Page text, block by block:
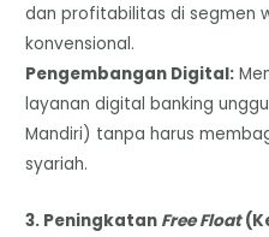
dan profitabilitas di segmen
konvensional.
​Pengembangan Digital:
layanan digital banking
Mandiri) tanpa harus
syariah.
​3. Peningkatan Free Float